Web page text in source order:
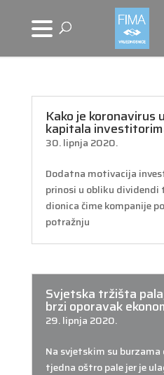
Kako je koronavirus
kapitala
30. lipnja 2020.
Dodatna motivacija
prinosi u obliku
dionica čime kompanije
potražnju
Svjetska tržišta
brzi oporavak
29. lipnja 2020.
Na svjetskim su
tjedna oštro pale jer je